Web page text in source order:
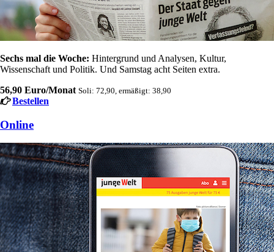
Sechs mal die Woche: Hintergrund und Analysen, Kultur,
Wissenschaft und Politik. Und Samstag acht Seiten extra.
56,90 Euro/Monat Soli: 72,90, ermäßigt: 38,90
Bestellen
Online